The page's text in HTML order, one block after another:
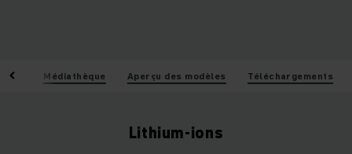
Médiathèque Aperçu des modèles Téléchargements
Lithium-ions